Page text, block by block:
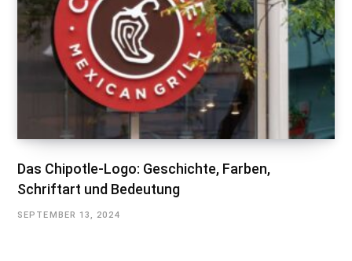
Das Chipotle-Logo: Geschichte, Farben,
Schriftart und Bedeutung
SEPTEMBER 13, 2024